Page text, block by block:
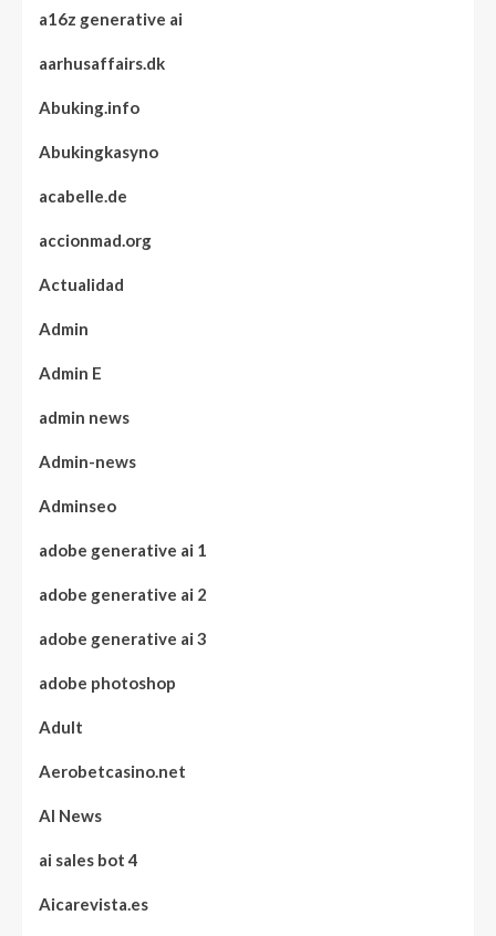
a16z generative ai
aarhusaffairs.dk
Abuking.info
Abukingkasyno
acabelle.de
accionmad.org
Actualidad
Admin
Admin E
admin news
Admin-news
Adminseo
adobe generative ai 1
adobe generative ai 2
adobe generative ai 3
adobe photoshop
Adult
Aerobetcasino.net
AI News
ai sales bot 4
Aicarevista.es